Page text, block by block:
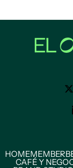
HOMEMEMBER
CAFÉ Y